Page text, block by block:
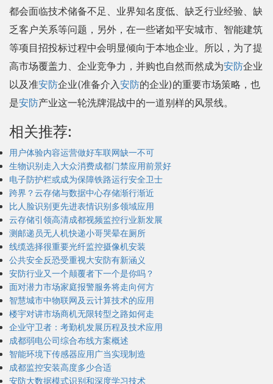
都会面临技术储备不足、业界知名度低、缺乏行业经验、缺
乏客户关系等问题，另外，在一些诸如平安城市、智能建筑
等项目招投标过程中会明显倾向于本地企业。所以，为了提
高市场覆盖力、企业竞争力，并购也自然而然成为安防企业
以及准安防企业(准备介入安防的企业)的重要市场策略，也
是安防产业这一轮洗牌混战中的一道别样的风景线。
相关推荐:
用户体验内容运营做好车联网缺一不可
生物识别走入大众消费成都门禁应用前景好
电子防护栏或成为保障铁路运行安全卫士
跨界？云存储与数据中心存储渐行渐近
比人脸识别更先进表情识别多领域应用
云存储引领高清成都视频监控行业新发展
测邮递员无人机快递小哥哭晕在厕所
线缆选择很重要光纤监控摄像机安装
公共安全反恐受重视大安防有新涵义
安防行业又一个颠覆者下一个是你吗？
面对潜力市场家庭报警服务将走向何方
智慧城市中物联网及云计算技术的应用
楼宇对讲市场商机无限转型之路如何走
企业守卫者：考勤机发展历程及技术应用
成都弱电公司综合布线方案概述
智能环境下传感器应用广当实现制造
成都监控安装高度多少合适
安防大数据模式识别和深度学习技术